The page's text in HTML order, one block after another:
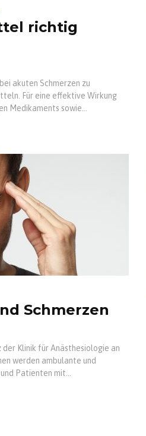
richtig
akuten Schmerzen zu
Für eine effektive Wirkung
Medikaments sowie...
Schmerzen
der Klinik für Anästhesiologie an
werden ambulante und
Patienten mit...